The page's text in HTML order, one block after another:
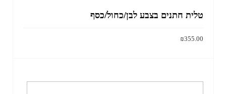
טלית חתנים בצבע לבן/כחול/כסף
₪355.00